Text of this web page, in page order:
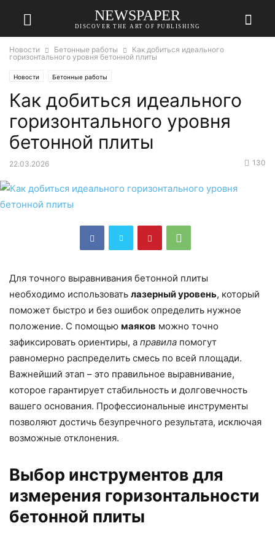
NEWSPAPER
DISCOVER THE ART OF PUBLISHING
Новости Бетонные работы
Как добиться идеального
горизонтального уровня бетонной плиты
Новости Бетонные работы
Как добиться идеального
горизонтального уровня
бетонной плиты
22.03.2026 130
Для точного выравнивания бетонной плиты
необходимо использовать лазерный уровень, который
поможет быстро и без ошибок определить нужное
положение. С помощью маяков можно точно
зафиксировать ориентиры, а правила помогут
равномерно распределить смесь по всей площади.
Важнейший этап – это правильное выравнивание,
которое гарантирует стабильность и долговечность
вашего основания. Профессиональные инструменты
позволяют достичь безупречного результата, исключая
возможные отклонения.
Выбор инструментов для
измерения горизонтальности
бетонной плиты